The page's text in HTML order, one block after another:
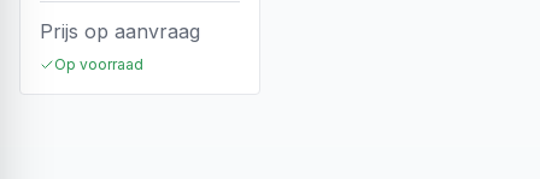
Prijs op aanvraag
Op voorraad